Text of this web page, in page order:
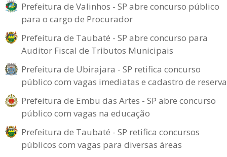
Prefeitura de Valinhos - SP abre concurso público
para o cargo de Procurador
Prefeitura de Taubaté - SP abre concurso para
Auditor Fiscal de Tributos Municipais
Prefeitura de Ubirajara - SP retifica concurso
público com vagas imediatas e cadastro de reserva
Prefeitura de Embu das Artes - SP abre concurso
público com vagas na educação
Prefeitura de Taubaté - SP retifica concursos
públicos com vagas para diversas áreas